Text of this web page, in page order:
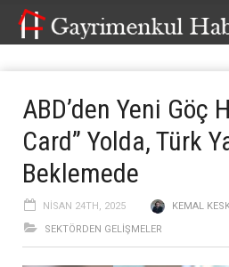
ABD’den Yeni Göç
Card” Yolda, Türk
Beklemede
NISAN 24TH, 2025
KEMAL
SEKTÖRDEN GELIŞMELER